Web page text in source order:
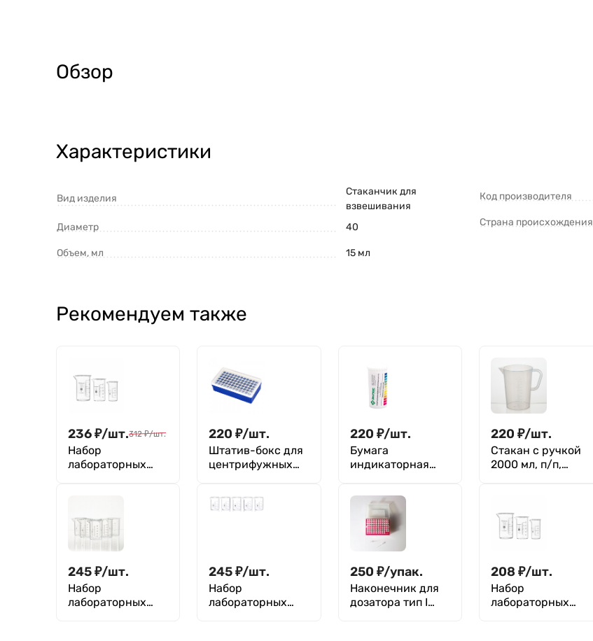
Обзор
Характеристики
Вид изделия
Стаканчик для
взвешивания
Диаметр
40
Объем, мл 15 мл
Код производителя
Страна происхождения
Рекомендуем также
236₽/шт.312 ₽/шт.
Набор
лабораторных
носиком,
термостойкий) ТС
100, 50, 25 мл,
220 ₽/шт.
Штатив-бокс для
центрифужных
п,Greetmed
220 ₽/шт.
Бумага
индикаторная
220 ₽/шт.
Стакан с ручкой
2000 мл, п/п,
245₽/шт.
Набор
лабораторных
245₽/шт.
Набор
лабораторных
250 ₽/упак.
Наконечник для
дозатора тип I
208 ₽/шт.
Набор
лабораторных